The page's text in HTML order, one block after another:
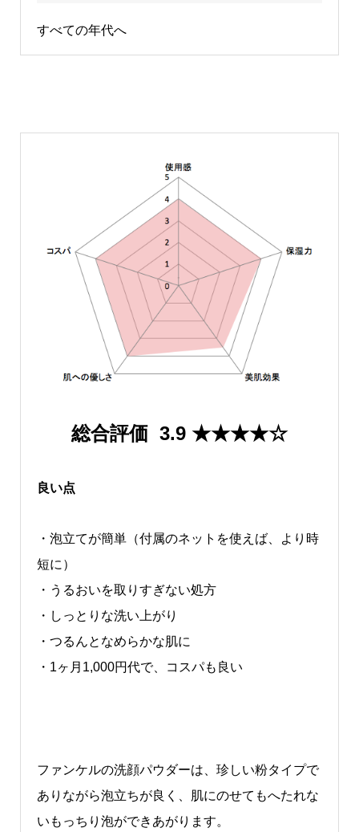
すべての年代へ
総合評価 3.9 ★★★★☆
良い点
・泡立てが簡単（付属のネットを使えば、より時
短に）
・うるおいを取りすぎない処方
・しっとりな洗い上がり
・つるんとなめらかな肌に
・1ヶ月1,000円代で、コスパも良い
ファンケルの洗顔パウダーは、珍しい粉タイプで
ありながら泡立ちが良く、肌にのせてもへたれな
いもっちり泡ができあがります。